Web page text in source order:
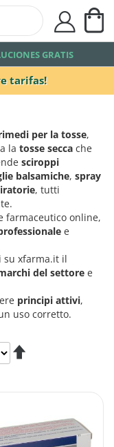
tarifas!
GRATIS
user
per la tosse,
la tosse secca che
sciroppi
balsamiche, spray
, tutti
farmaceutico online,
e
su xfarma.it il
del settore e
principi attivi,
uso corretto.